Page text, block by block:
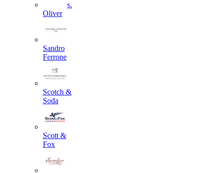
s.
Oliver
Sandro
Ferrone
Scotch &
Soda
Scott &
Fox